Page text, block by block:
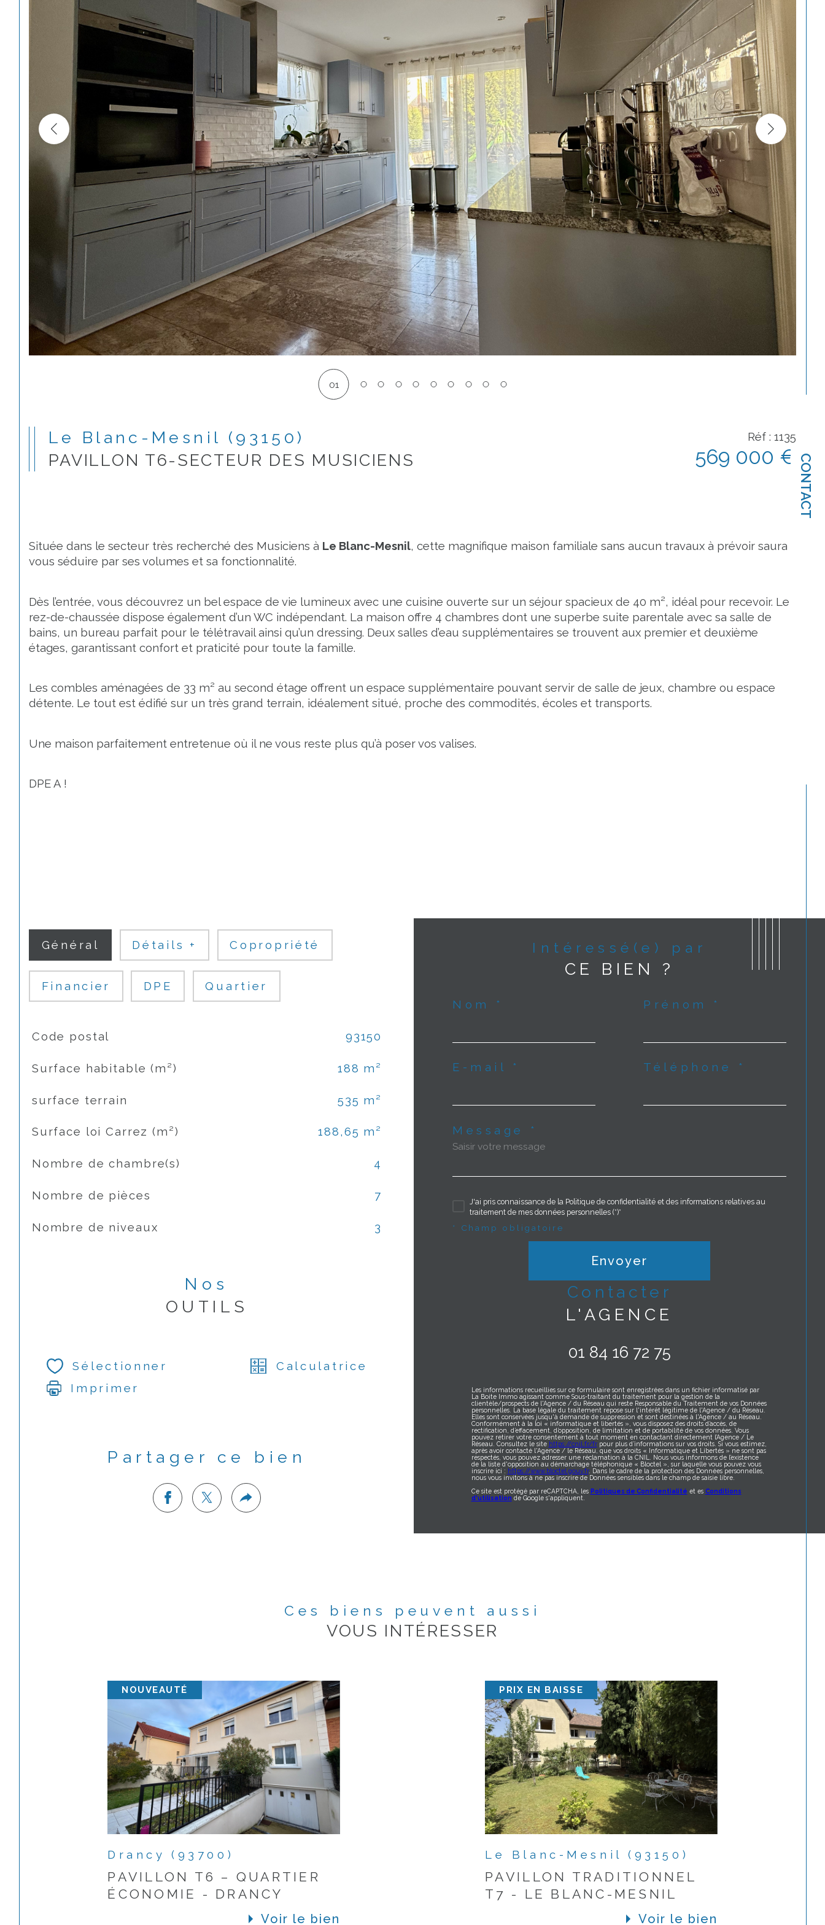
CONTACT
01
Le Blanc-Mesnil (93150)
PAVILLON T6-SECTEUR DES MUSICIENS
Réf : 1135
569 000 €
Située dans le secteur très recherché des Musiciens à Le Blanc-Mesnil, cette magnifique maison familiale sans aucun travaux à prévoir saura
vous séduire par ses volumes et sa fonctionnalité.
Dès l’entrée, vous découvrez un bel espace de vie lumineux avec une cuisine ouverte sur un séjour spacieux de 40 m², idéal pour recevoir. Le
rez-de-chaussée dispose également d’un WC indépendant. La maison offre 4 chambres dont une superbe suite parentale avec sa salle de
bains, un bureau parfait pour le télétravail ainsi qu’un dressing. Deux salles d’eau supplémentaires se trouvent aux premier et deuxième
étages, garantissant confort et praticité pour toute la famille.
Les combles aménagées de 33 m² au second étage offrent un espace supplémentaire pouvant servir de salle de jeux, chambre ou espace
détente. Le tout est édifié sur un très grand terrain, idéalement situé, proche des commodités, écoles et transports.
Une maison parfaitement entretenue où il ne vous reste plus qu’à poser vos valises.
DPE A !
Général Détails + Copropriété
Financier DPE Quartier
TRAD_SIROCCO_Caracteristique
Code postal 93150
Surface habitable (m²) 188 m²
surface terrain 535 m²
Surface loi Carrez (m²) 188,65 m²
Nombre de chambre(s) 4
Nombre de pièces 7
Nombre de niveaux 3
Nos
OUTILS
Sélectionner
Calculatrice
Imprimer
Partager ce bien
Intéressé(e) par
CE BIEN ?
Nom * Prénom *
E-mail * Téléphone *
Message *
J'ai pris connaissance de la Politique de confidentialité et des informations relatives au
traitement de mes données personnelles (*)*
* Champ obligatoire
Envoyer
contacter
L'AGENCE
01 84 16 72 75
Les informations recueillies sur ce formulaire sont enregistrées dans un fichier informatisé par
La Boite Immo agissant comme Sous-traitant du traitement pour la gestion de la
clientèle/prospects de l'Agence / du Réseau qui reste Responsable du Traitement de vos Données
personnelles. La base légale du traitement repose sur l'intérêt légitime de l'Agence / du Réseau.
Elles sont conservées jusqu'à demande de suppression et sont destinées à l'Agence / au Réseau.
Conformément à la loi « informatique et libertés », vous disposez des droits d’accès, de
rectification, d’effacement, d’opposition, de limitation et de portabilité de vos données. Vous
pouvez retirer votre consentement à tout moment en contactant directement l’Agence / Le
Réseau. Consultez le site https://cnil.fr/frpour plus d’informations sur vos droits. Si vous estimez,
après avoir contacté l'Agence / le Réseau, que vos droits « Informatique et Libertés » ne sont pas
respectés, vous pouvez adresser une réclamation à la CNIL. Nous vous informons de l’existence
de la liste d'opposition au démarchage téléphonique « Bloctel », sur laquelle vous pouvez vous
inscrire ici : https://www.bloctel.gouv.fr. Dans le cadre de la protection des Données personnelles,
nous vous invitons à ne pas inscrire de Données sensibles dans le champ de saisie libre.
Ce site est protégé par reCAPTCHA, les Politiques de Confidentialité et es Conditions
d'utilisation de Google s'appliquent.
Ces biens peuvent aussi
VOUS INTÉRESSER
NOUVEAUTÉ
Drancy (93700)
PAVILLON T6 – QUARTIER
ÉCONOMIE - DRANCY
Voir le bien
PRIX EN BAISSE
Le Blanc-Mesnil (93150)
PAVILLON TRADITIONNEL
T7 - LE BLANC-MESNIL
Voir le bien